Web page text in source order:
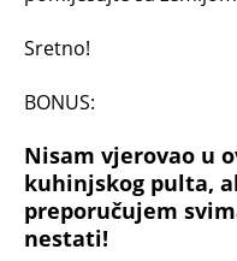
Sretno!
BONUS:
Nisam vjerovao u
kuhinjskog pulta,
preporučujem
nestati!